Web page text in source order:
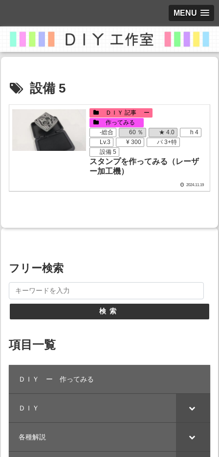
MENU
設備 5
ＤＩＹ 記事 ー
作ってみる
-総合
60 ％ ★ 4.0
h 4
Lv.3
¥ 300
パ 3+特
設備 5
スタンプを作ってみる（レーザ
ー加工機）
2024.11.19
フリー検索
検索
項目一覧
ＤＩＹ ー 作ってみる
ＤＩＹ
各種解説